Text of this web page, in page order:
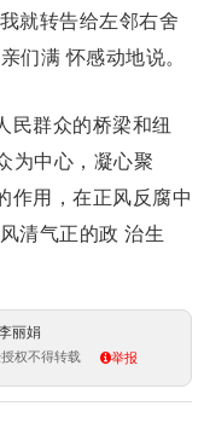
就转告给左邻右舍
们满 怀感动地说。
民群众的桥梁和纽
为中心，凝心聚
作用，在正风反腐中
清气正的政 治生
丽娟
权不得转载 举报